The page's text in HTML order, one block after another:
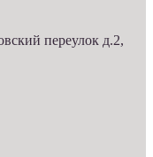
переулок д.2,